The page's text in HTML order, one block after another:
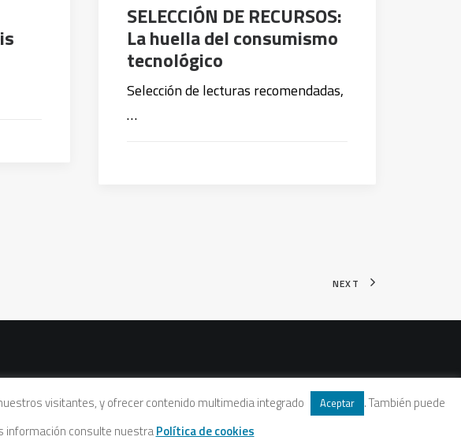
SELECCIÓN DE RECURSOS:
La huella del consumismo
tecnológico
Selección de lecturas recomendadas,
…
NEXT
visitantes, y ofrecer contenido multimedia integrado Aceptar . También puede
información consulte nuestraPolítica de cookies